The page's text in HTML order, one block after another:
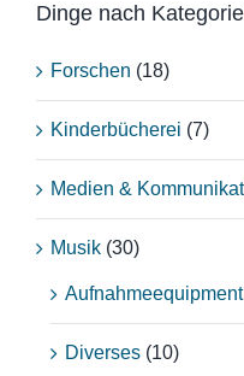
Dinge nach
Forschen (18)
Kinderbücherei (7)
Medien &
Musik (30)
Aufnahmeequipment
Diverses (10)